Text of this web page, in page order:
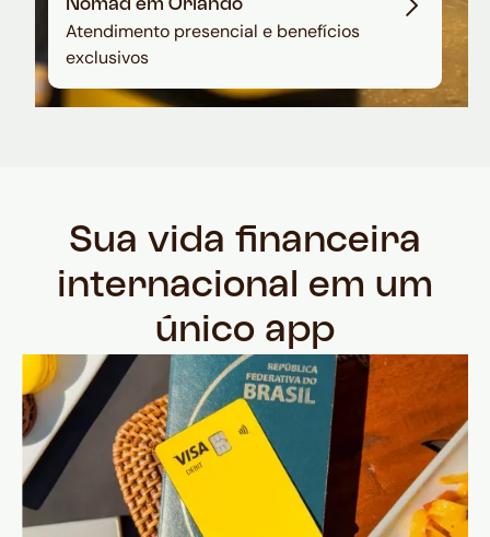
Nomad em Orlando
Atendimento presencial e benefícios
exclusivos
Sua vida financeira
internacional em um
único app